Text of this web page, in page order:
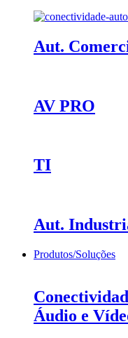
Aut.
AV PRO
TI
Aut.
Produtos/Soluções
Áudio e